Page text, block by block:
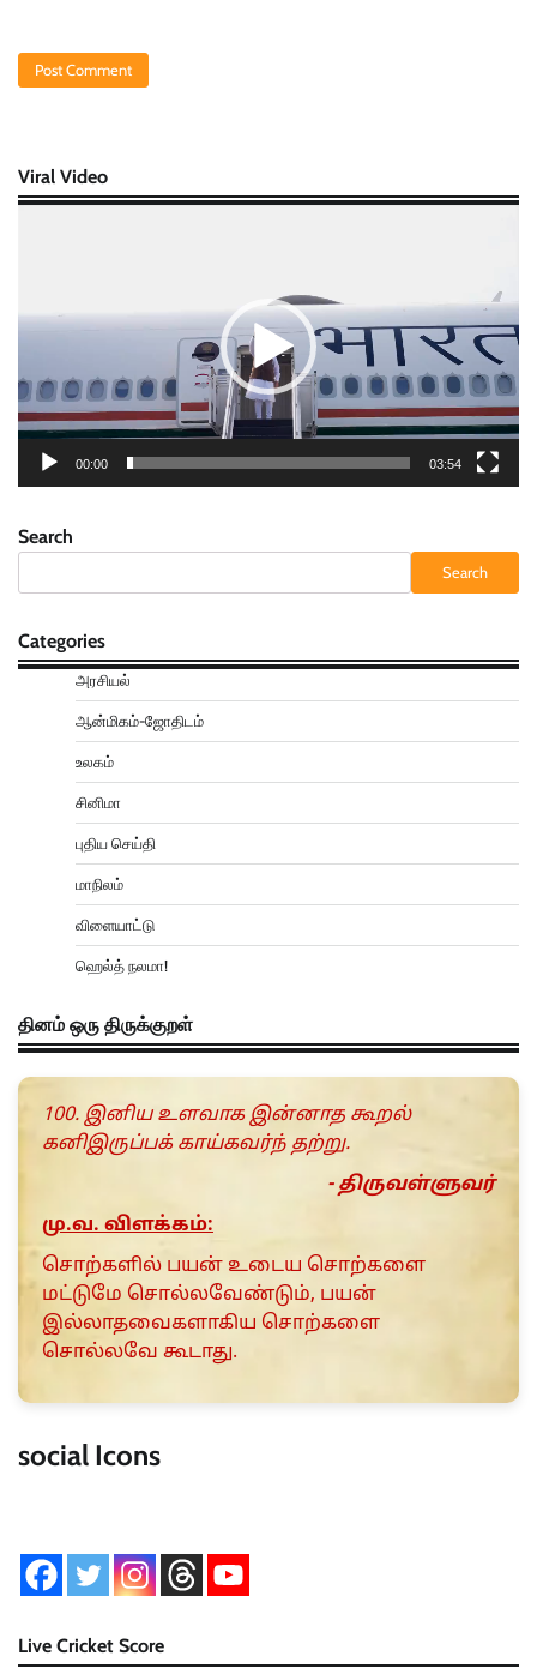
Viral Video
00:00 03:54
Search
Search
Categories
அரசியல்
ஆன்மிகம்-ஜோதிடம்
உலகம்
சினிமா
புதிய செய்தி
மாநிலம்
விளையாட்டு
ஹெல்த் நலமா!
தினம் ஒரு திருக்குறள்
100. இனிய உளவாக இன்னாத கூறல்
கனிஇருப்பக் காய்கவர்ந் தற்று.
- திருவள்ளுவர்
மு.வ. விளக்கம்:
சொற்களில் பயன் உடைய சொற்களை
மட்டுமே சொல்லவேண்டும், பயன்
இல்லாதவைகளாகிய சொற்களை
சொல்லவே கூடாது.
social Icons
Live Cricket Score